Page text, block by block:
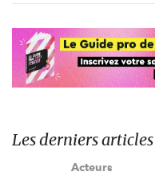
Les derniers
Acteurs